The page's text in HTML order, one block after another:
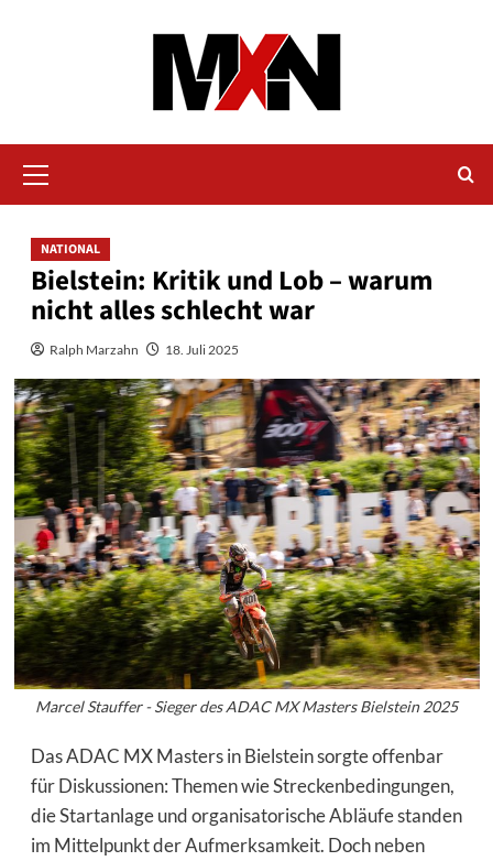
Menü
NATIONAL
Bielstein: Kritik und Lob – warum
nicht alles schlecht war
Ralph Marzahn 18. Juli 2025
Marcel Stauffer - Sieger des ADAC MX Masters Bielstein 2025
Das ADAC MX Masters in Bielstein sorgte offenbar
für Diskussionen: Themen wie Streckenbedingungen,
die Startanlage und organisatorische Abläufe standen
im Mittelpunkt der Aufmerksamkeit. Doch neben